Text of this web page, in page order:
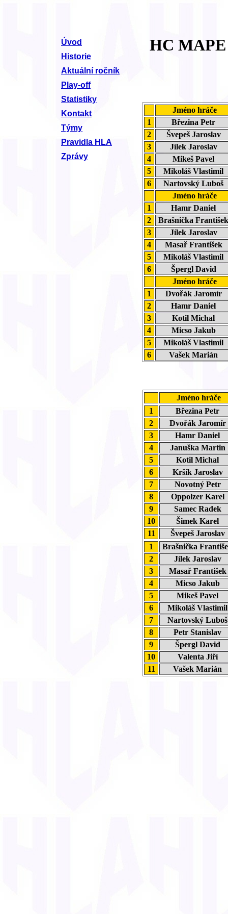
Úvod
Historie
Aktuální ročník
Play-off
Statistiky
Kontakt
Týmy
Pravidla HLA
Zprávy
HC
Jméno hráče
1
Březina Petr
2
Švepeš Jaroslav
3
Jílek Jaroslav
4
Mikeš Pavel
5
Mikoláš Vlastimil
6
Nartovský Luboš
Jméno hráče
1
Hamr Daniel
2
Brašnička
3
Jílek Jaroslav
4
Masař František
5
Mikoláš Vlastimil
6
Špergl David
Jméno hráče
1
Dvořák Jaromír
2
Hamr Daniel
3
Kotil Michal
4
Micso Jakub
5
Mikoláš Vlastimil
6
Vašek Marián
Jméno hráče
1
Březina Petr
2
Dvořák
3
Hamr Daniel
4
Januška
5
Kotil Michal
6
Kršík Jaroslav
7
Novotný Petr
8
Oppolzer Karel
9
Samec Radek
10
Šimek Karel
11
Švepeš
1
Brašnička
2
Jílek Jaroslav
3
Masař
4
Micso Jakub
5
Mikeš Pavel
6
Mikoláš
7
Nartovský
8
Petr Stanislav
9
Špergl David
10
Valenta Jiří
11
Vašek Marián